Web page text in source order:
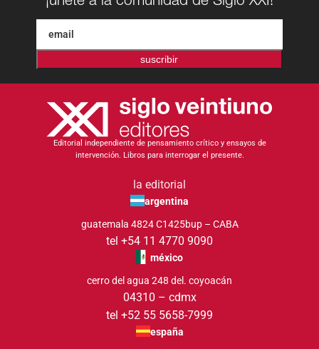
suscribir
Editorial independiente de pensamiento crítico y ensayos de
intervención. Libros para interrogar el presente.
la editorial
argentina
guatemala 4824 C1425bup – CABA
tel +54 11 4770 9090
méxico
cerro del agua 248 del. coyoacán
04310 – cdmx
tel +52 55 5658-7999
españa